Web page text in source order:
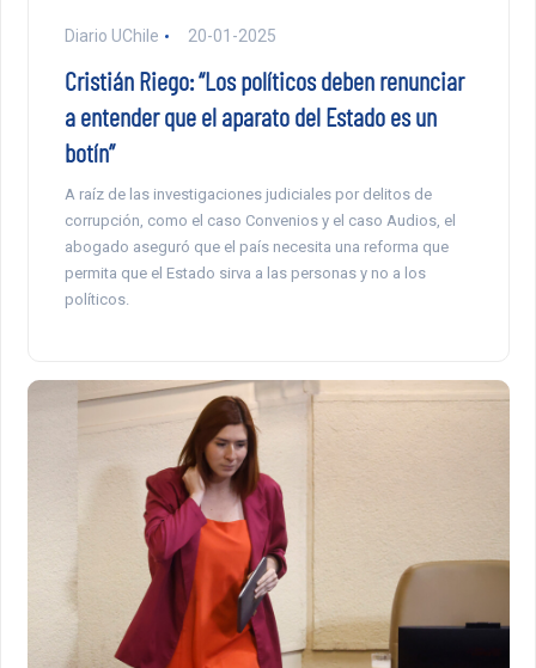
Diario UChile 20-01-2025
Cristián Riego: “Los políticos deben renunciar
a entender que el aparato del Estado es un
botín”
A raíz de las investigaciones judiciales por delitos de
corrupción, como el caso Convenios y el caso Audios, el
abogado aseguró que el país necesita una reforma que
permita que el Estado sirva a las personas y no a los
políticos.